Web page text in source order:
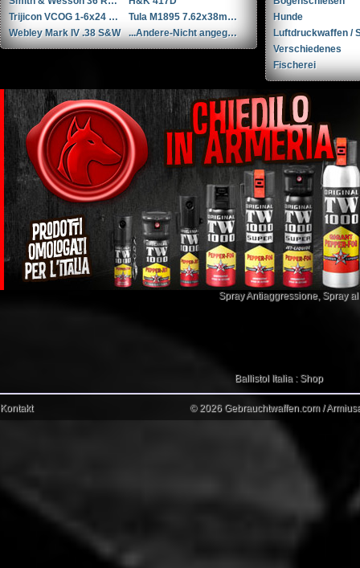
Trijicon VCOG 1-6x24 LED-Zielfernrohr mit Absehen für .223 Remington / 77 gr.
Tula M1895 7.62x38mmR / 7.62x38mm Nagant
Webley Mark IV .38 S&W
...Andere-Nicht angegeben W+F Raketenpistole 1917/1934 kal. 34mm ...Andere/Nicht angegeben
Hunde
Luftdruckwaffen /
Verschiedenes
Fischerei
Spray Antiaggressione, Spray
Ballistol Italia : Shop
Kontakt © 2026 Gebrauchtwaffen.com /